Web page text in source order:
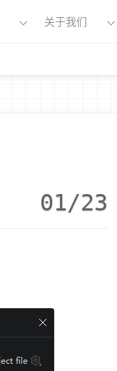
关于我们
01/23